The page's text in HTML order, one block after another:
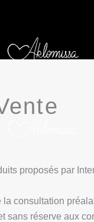
proposés par
consultation
sans réserve aux